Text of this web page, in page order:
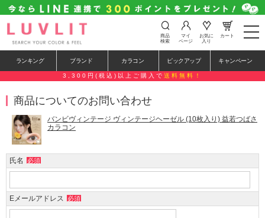
t
o
e
n
g
o
商品
検索
マイ
ページ
お気に
入り
カート
ランキング ブランド カラコン ピックアップ キャンペーン
3,300円(税込)以上ご購入で 送料無料！
商品についてのお問い合わせ
バンビヴィンテージ ヴィンテージヘーゼル (10枚入り) 益若つばさ
カラコン
氏名 必須
Eメールアドレス 必須